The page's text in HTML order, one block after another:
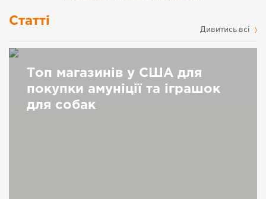
Статті
Дивитись всі
Топ магазинів у США для
покупки амуніції та іграшок
для собак